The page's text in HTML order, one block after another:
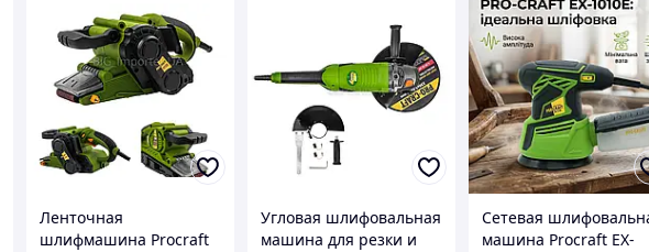
Ленточная
шлифмашина Procraft
Угловая шлифовальная
машина для резки и
Сетевая
машина Procraft EX-